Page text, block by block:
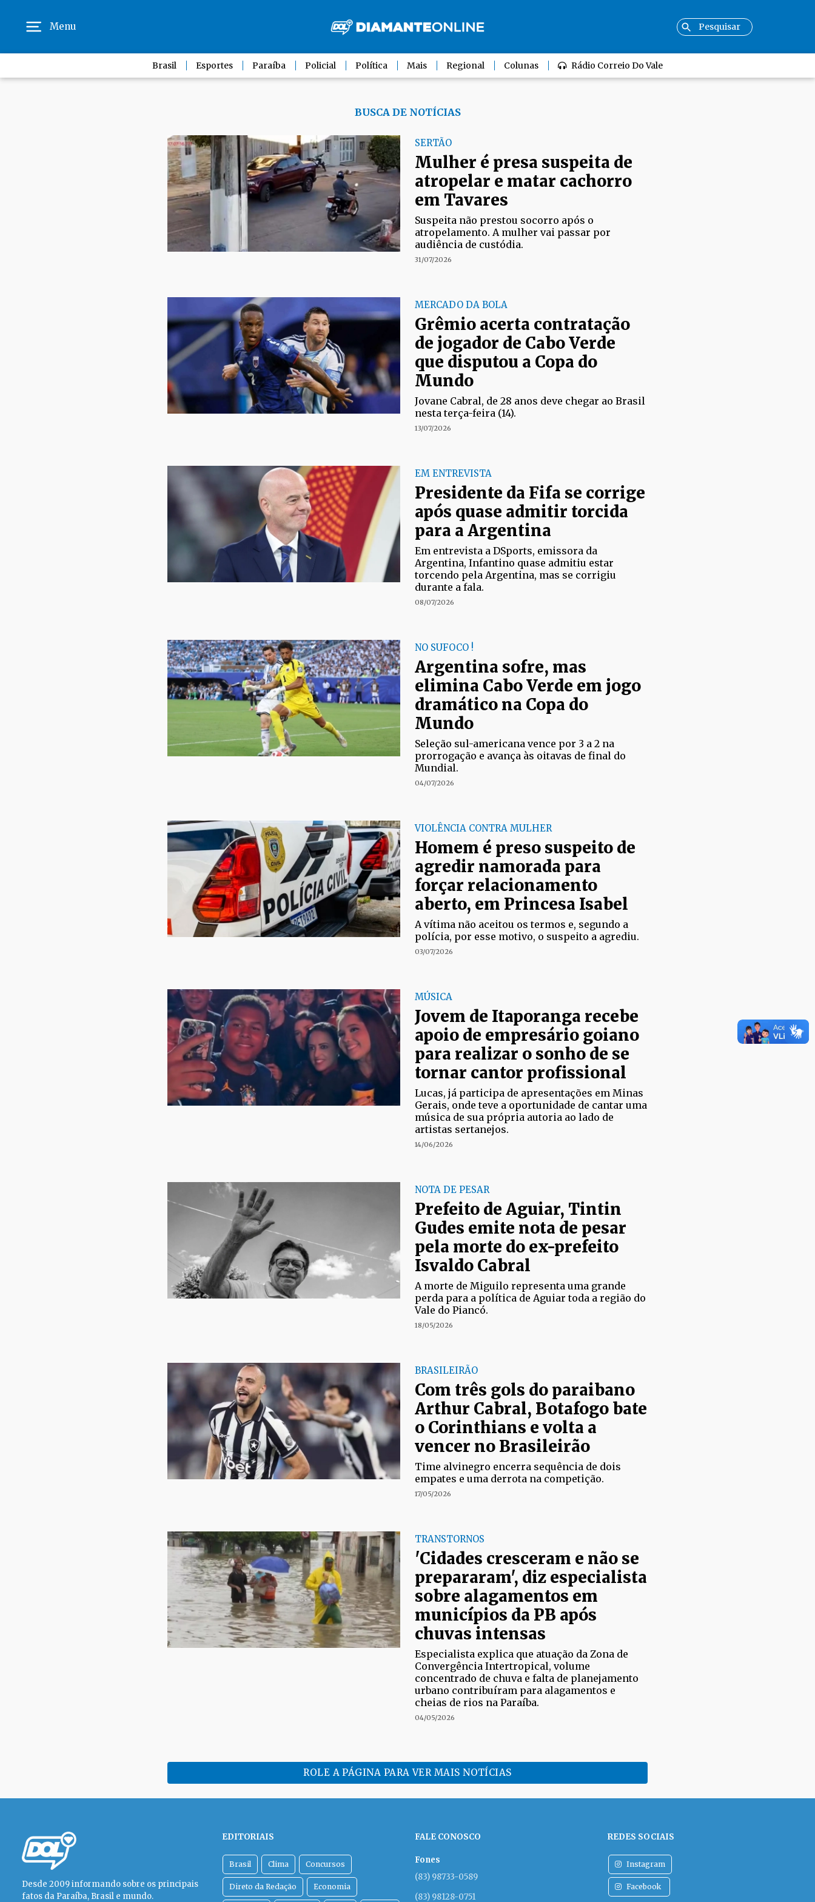
Menu
Brasil Esportes Paraíba Policial Política Mais Regional Colunas Rádio Correio Do Vale
BUSCA DE NOTÍCIAS
SERTÃO
Mulher é presa suspeita de
atropelar e matar cachorro
em Tavares
Suspeita não prestou socorro após o
atropelamento. A mulher vai passar por
audiência de custódia.
31/07/2026
MERCADO DA BOLA
Grêmio acerta contratação
de jogador de Cabo Verde
que disputou a Copa do
Mundo
Jovane Cabral, de 28 anos deve chegar ao Brasil
nesta terça-feira (14).
13/07/2026
EM ENTREVISTA
Presidente da Fifa se corrige
após quase admitir torcida
para a Argentina
Em entrevista a DSports, emissora da
Argentina, Infantino quase admitiu estar
torcendo pela Argentina, mas se corrigiu
durante a fala.
08/07/2026
NO SUFOCO !
Argentina sofre, mas
elimina Cabo Verde em jogo
dramático na Copa do
Mundo
Seleção sul-americana vence por 3 a 2 na
prorrogação e avança às oitavas de final do
Mundial.
04/07/2026
VIOLÊNCIA CONTRA MULHER
Homem é preso suspeito de
agredir namorada para
forçar relacionamento
aberto, em Princesa Isabel
A vítima não aceitou os termos e, segundo a
polícia, por esse motivo, o suspeito a agrediu.
03/07/2026
MÚSICA
Jovem de Itaporanga recebe
apoio de empresário goiano
para realizar o sonho de se
tornar cantor profissional
Lucas, já participa de apresentações em Minas
Gerais, onde teve a oportunidade de cantar uma
música de sua própria autoria ao lado de
artistas sertanejos.
14/06/2026
NOTA DE PESAR
Prefeito de Aguiar, Tintin
Gudes emite nota de pesar
pela morte do ex-prefeito
Isvaldo Cabral
A morte de Miguilo representa uma grande
perda para a política de Aguiar toda a região do
Vale do Piancó.
18/05/2026
BRASILEIRÃO
Com três gols do paraibano
Arthur Cabral, Botafogo bate
o Corinthians e volta a
vencer no Brasileirão
Time alvinegro encerra sequência de dois
empates e uma derrota na competição.
17/05/2026
TRANSTORNOS
'Cidades cresceram e não se
prepararam', diz especialista
sobre alagamentos em
municípios da PB após
chuvas intensas
Especialista explica que atuação da Zona de
Convergência Intertropical, volume
concentrado de chuva e falta de planejamento
urbano contribuíram para alagamentos e
cheias de rios na Paraíba.
04/05/2026
ROLE A PÁGINA PARA VER MAIS NOTÍCIAS
Desde 2009 informando sobre os principais
fatos da Paraíba, Brasil e mundo.
EDITORIAIS
Brasil Clima Concursos
Direto da Redação Economia
FALE CONOSCO
Fones
(83) 98733-0589
(83) 98128-0751
REDES SOCIAIS
Instagram
Facebook